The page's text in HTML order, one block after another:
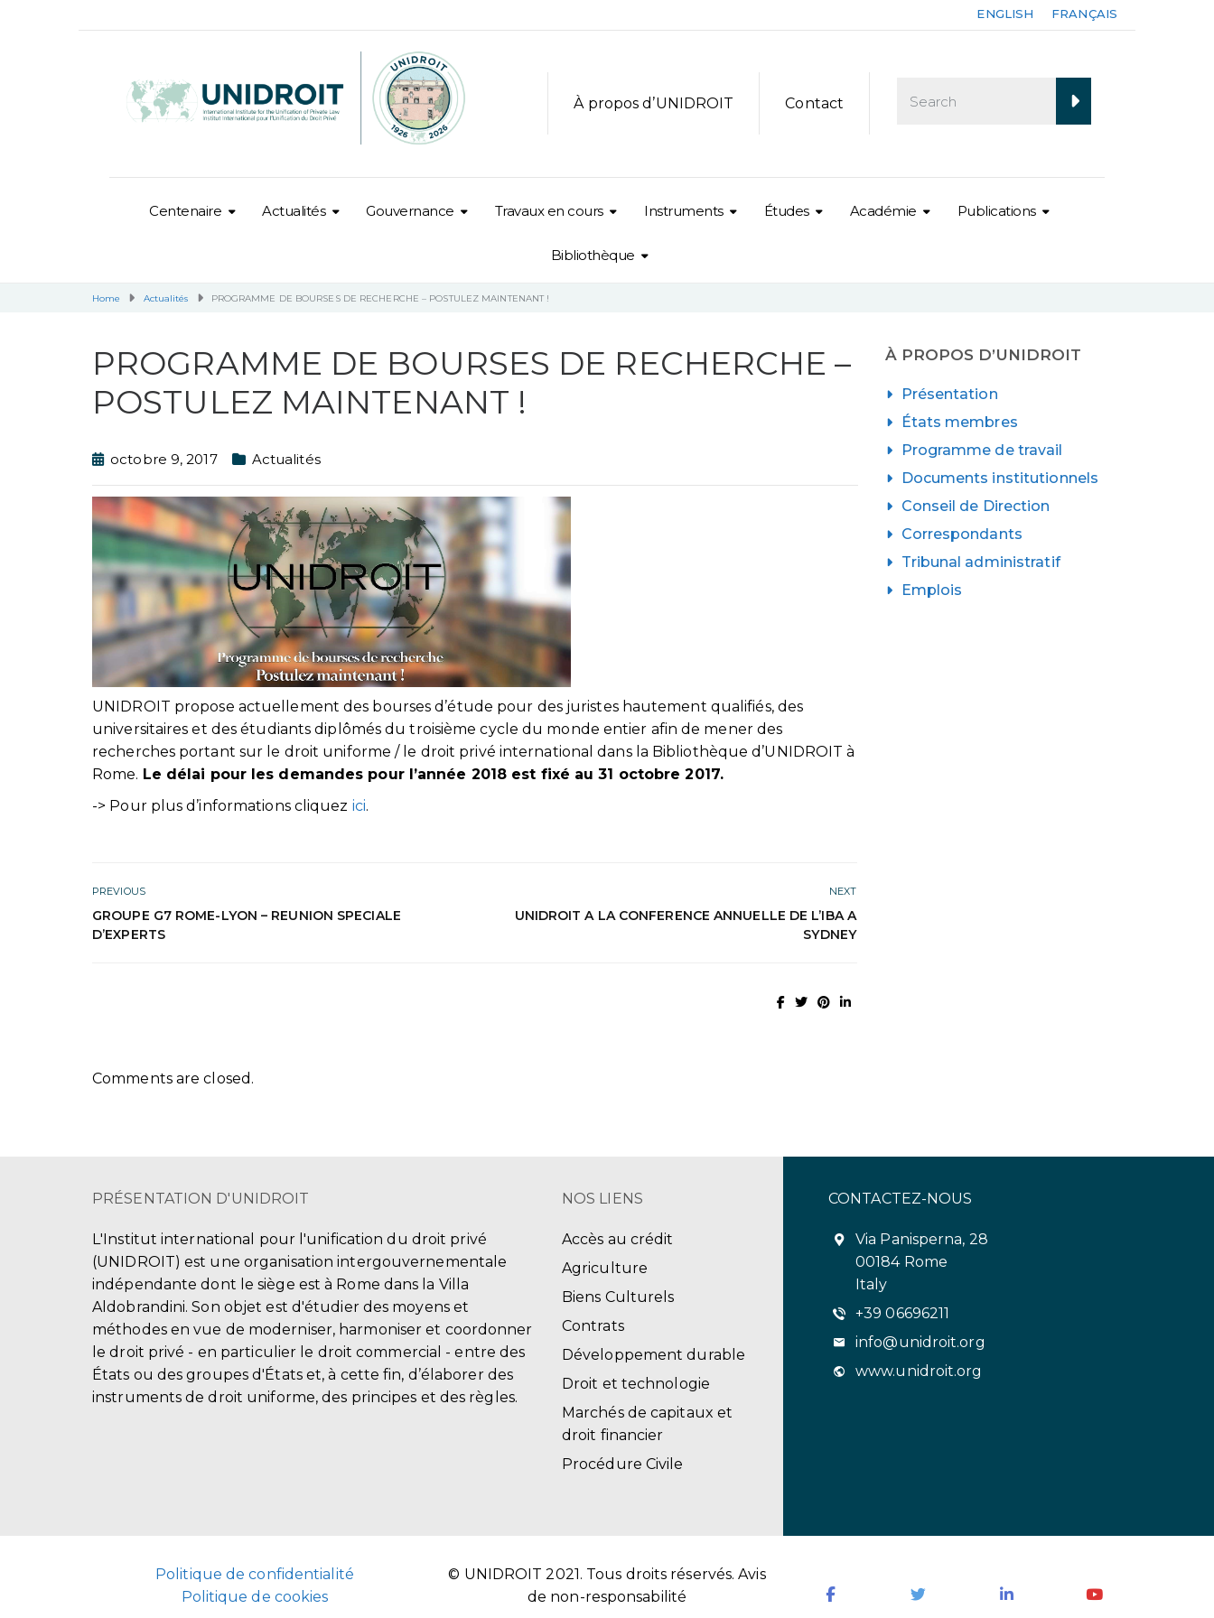
ENGLISH FRANÇAIS
À propos d’UNIDROIT Contact
Centenaire Actualités Gouvernance Travaux en cours Instruments Études Académie Publications
Bibliothèque
Home Actualités PROGRAMME DE BOURSES DE RECHERCHE – POSTULEZ MAINTENANT !
PROGRAMME DE BOURSES DE RECHERCHE –
POSTULEZ MAINTENANT !
octobre 9, 2017 Actualités
UNIDROIT propose actuellement des bourses d’étude pour des juristes hautement qualifiés, des
universitaires et des étudiants diplômés du troisième cycle du monde entier afin de mener des
recherches portant sur le droit uniforme / le droit privé international dans la Bibliothèque d’UNIDROIT à
Rome. Le délai pour les demandes pour l’année 2018 est fixé au 31 octobre 2017.
-> Pour plus d’informations cliquez ici.
PREVIOUS
GROUPE G7 ROME-LYON – REUNION SPECIALE
D’EXPERTS
NEXT
UNIDROIT A LA CONFERENCE ANNUELLE DE L’IBA A
SYDNEY
Comments are closed.
À PROPOS D’UNIDROIT
Présentation
États membres
Programme de travail
Documents institutionnels
Conseil de Direction
Correspondants
Tribunal administratif
Emplois
PRÉSENTATION D'UNIDROIT
L'Institut international pour l'unification du droit privé
(UNIDROIT) est une organisation intergouvernementale
indépendante dont le siège est à Rome dans la Villa
Aldobrandini. Son objet est d'étudier des moyens et
méthodes en vue de moderniser, harmoniser et coordonner
le droit privé - en particulier le droit commercial - entre des
États ou des groupes d'États et, à cette fin, d’élaborer des
instruments de droit uniforme, des principes et des règles.
NOS LIENS
Accès au crédit
Agriculture
Biens Culturels
Contrats
Développement durable
Droit et technologie
Marchés de capitaux et
droit financier
Procédure Civile
CONTACTEZ-NOUS
Via Panisperna, 28
00184 Rome
Italy
+39 06696211
info@unidroit.org
www.unidroit.org
Politique de confidentialité
Politique de cookies
© UNIDROIT 2021. Tous droits réservés.Avis
de non-responsabilité